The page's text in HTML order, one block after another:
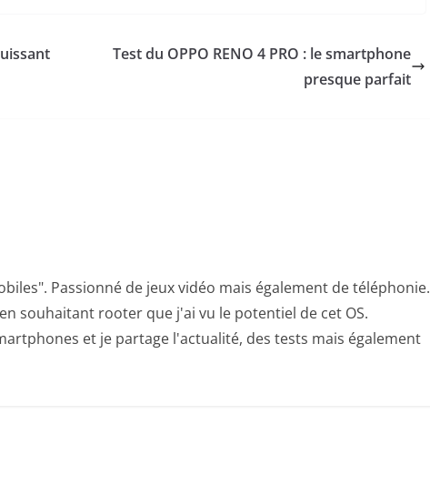
Test du OPPO RENO 4 PRO : le smartphone
presque parfait
Passionné de jeux vidéo mais également de téléphonie.
souhaitant rooter que j'ai vu le potentiel de cet OS.
et je partage l'actualité, des tests mais également